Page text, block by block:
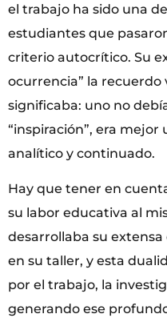
el trabajo ha sido una
estudiantes que
criterio autocrítico. Su
ocurrencia” la
significaba: uno no
“inspiración”, era mejor
analítico y continuado.
Hay que tener en
su labor educativa al
desarrollaba su
en su taller, y esta
por el trabajo, la
generando ese